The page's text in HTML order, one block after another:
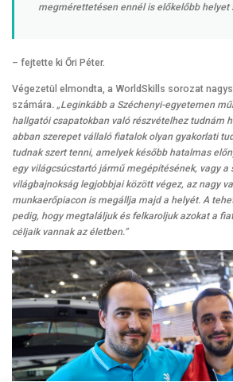
megmérettetésen ennél is előkelőbb helyet
– fejtette ki Őri Péter.
Végezetül elmondta, a WorldSkills sorozat
számára. „Leginkább a Széchenyi-egyetemen
hallgatói csapatokban való részvételhez tudnám
abban szerepet vállaló fiatalok olyan gyakorlati
tudnak szert tenni, amelyek később hatalmas
egy világcsúcstartó jármű megépítésének, vagy a
világbajnokság legjobbjai között végez, az nagy
munkaerőpiacon is megállja majd a helyét. A
pedig, hogy megtaláljuk és felkaroljuk azokat a
céljaik vannak az életben.”